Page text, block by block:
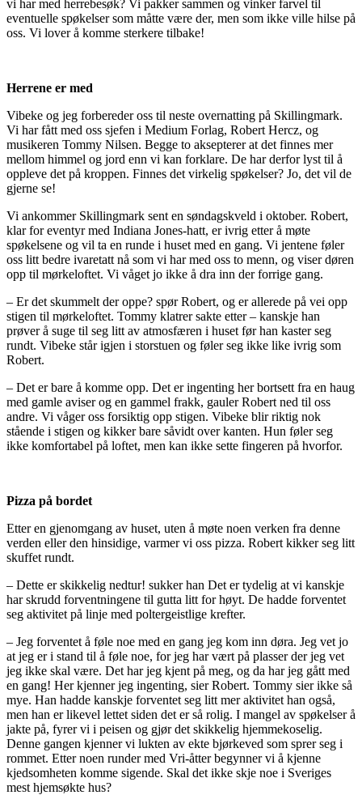
vi har med herrebesøk? Vi pakker sammen og vinker farvel til
eventuelle spøkelser som måtte være der, men som ikke ville hilse på
oss. Vi lover å komme sterkere tilbake!
Herrene er med
Vibeke og jeg forbereder oss til neste overnatting på Skillingmark.
Vi har fått med oss sjefen i Medium Forlag, Robert Hercz, og
musikeren Tommy Nilsen. Begge to aksepterer at det finnes mer
mellom himmel og jord enn vi kan forklare. De har derfor lyst til å
oppleve det på kroppen. Finnes det virkelig spøkelser? Jo, det vil de
gjerne se!
Vi ankommer Skillingmark sent en søndagskveld i oktober. Robert,
klar for eventyr med Indiana Jones-hatt, er ivrig etter å møte
spøkelsene og vil ta en runde i huset med en gang. Vi jentene føler
oss litt bedre ivaretatt nå som vi har med oss to menn, og viser døren
opp til mørkeloftet. Vi våget jo ikke å dra inn der forrige gang.
– Er det skummelt der oppe? spør Robert, og er allerede på vei opp
stigen til mørkeloftet. Tommy klatrer sakte etter – kanskje han
prøver å suge til seg litt av atmosfæren i huset før han kaster seg
rundt. Vibeke står igjen i storstuen og føler seg ikke like ivrig som
Robert.
– Det er bare å komme opp. Det er ingenting her bortsett fra en haug
med gamle aviser og en gammel frakk, gauler Robert ned til oss
andre. Vi våger oss forsiktig opp stigen. Vibeke blir riktig nok
stående i stigen og kikker bare såvidt over kanten. Hun føler seg
ikke komfortabel på loftet, men kan ikke sette fingeren på hvorfor.
Pizza på bordet
Etter en gjenomgang av huset, uten å møte noen verken fra denne
verden eller den hinsidige, varmer vi oss pizza. Robert kikker seg litt
skuffet rundt.
– Dette er skikkelig nedtur! sukker han Det er tydelig at vi kanskje
har skrudd forventningene til gutta litt for høyt. De hadde forventet
seg aktivitet på linje med poltergeistlige krefter.
– Jeg forventet å føle noe med en gang jeg kom inn døra. Jeg vet jo
at jeg er i stand til å føle noe, for jeg har vært på plasser der jeg vet
jeg ikke skal være. Det har jeg kjent på meg, og da har jeg gått med
en gang! Her kjenner jeg ingenting, sier Robert. Tommy sier ikke så
mye. Han hadde kanskje forventet seg litt mer aktivitet han også,
men han er likevel lettet siden det er så rolig. I mangel av spøkelser å
jakte på, fyrer vi i peisen og gjør det skikkelig hjemmekoselig.
Denne gangen kjenner vi lukten av ekte bjørkeved som sprer seg i
rommet. Etter noen runder med Vri-åtter begynner vi å kjenne
kjedsomheten komme sigende. Skal det ikke skje noe i Sveriges
mest hjemsøkte hus?